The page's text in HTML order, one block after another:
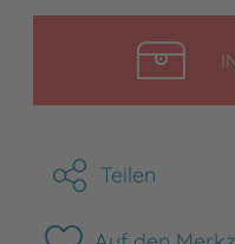
Teilen